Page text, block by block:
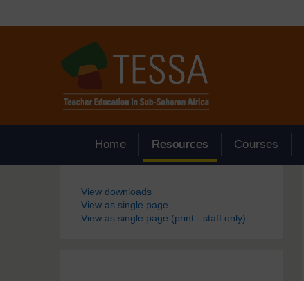
Home Resources Courses
Blocs
View downloads
View as single page
View as single page (print - staff only)